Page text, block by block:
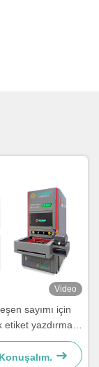
Video
sayımı için
etiket yazdırma
sahip röntgen
sayacı